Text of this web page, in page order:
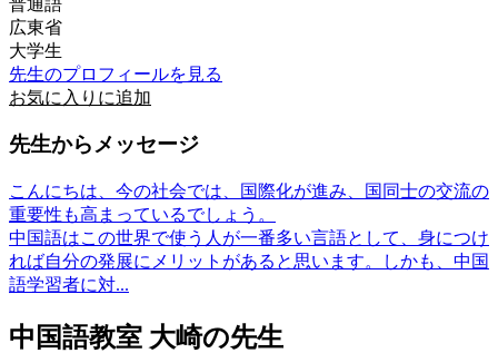
広東省
大学生
先生のプロフィールを見る
お気に入りに追加
先生からメッセージ
こんにちは、今の社会では、国際化が進み、国同士の交流の
重要性も高まっているでしょう。
中国語はこの世界で使う人が一番多い言語として、身につけ
れば自分の発展にメリットがあると思います。しかも、中国
語学習者に対...
中国語教室 大崎の先生